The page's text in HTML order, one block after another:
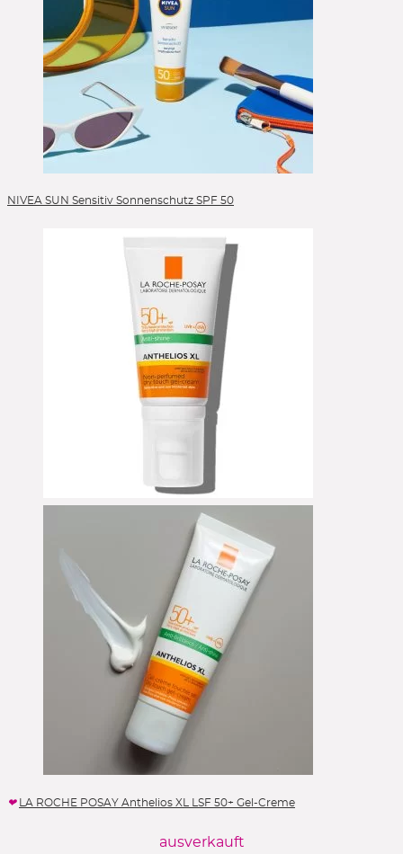
NIVEA SUN Sensitiv Sonnenschutz SPF 50
LA ROCHE POSAY Anthelios XL LSF 50+ Gel-Creme
ausverkauft